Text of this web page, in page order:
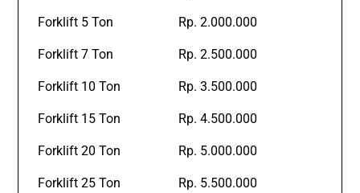
Forklift 5 Ton Rp. 2.000.000
Forklift 7 Ton Rp. 2.500.000
Forklift 10 Ton Rp. 3.500.000
Forklift 15 Ton Rp. 4.500.000
Forklift 20 Ton Rp. 5.000.000
Forklift 25 Ton Rp. 5.500.000